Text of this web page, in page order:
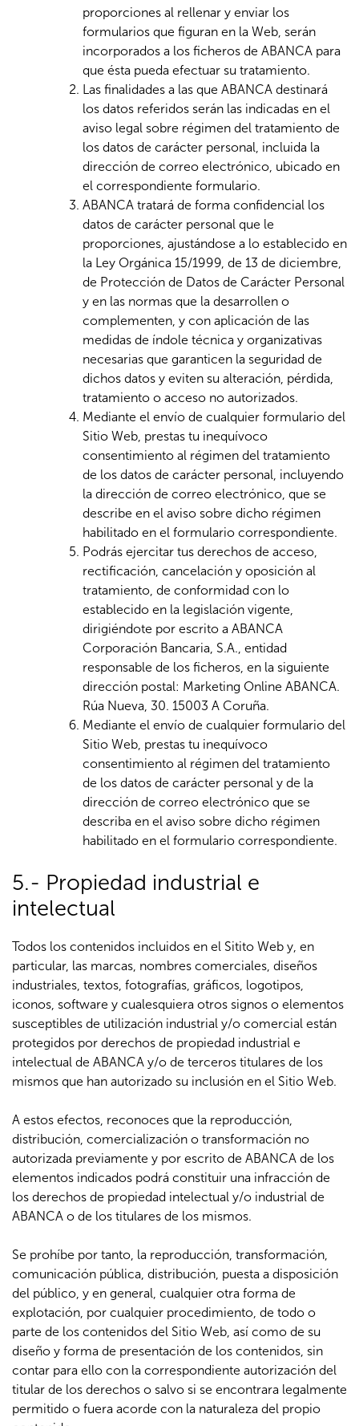
proporciones al rellenar y enviar los
formularios que figuran en la Web, serán
incorporados a los ficheros de ABANCA para
que ésta pueda efectuar su tratamiento.
Las finalidades a las que ABANCA destinará
los datos referidos serán las indicadas en el
aviso legal sobre régimen del tratamiento de
los datos de carácter personal, incluida la
dirección de correo electrónico, ubicado en
el correspondiente formulario.
ABANCA tratará de forma confidencial los
datos de carácter personal que le
proporciones, ajustándose a lo establecido en
la Ley Orgánica 15/1999, de 13 de diciembre,
de Protección de Datos de Carácter Personal
y en las normas que la desarrollen o
complementen, y con aplicación de las
medidas de índole técnica y organizativas
necesarias que garanticen la seguridad de
dichos datos y eviten su alteración, pérdida,
tratamiento o acceso no autorizados.
Mediante el envío de cualquier formulario del
Sitio Web, prestas tu inequívoco
consentimiento al régimen del tratamiento
de los datos de carácter personal, incluyendo
la dirección de correo electrónico, que se
describe en el aviso sobre dicho régimen
habilitado en el formulario correspondiente.
Podrás ejercitar tus derechos de acceso,
rectificación, cancelación y oposición al
tratamiento, de conformidad con lo
establecido en la legislación vigente,
dirigiéndote por escrito a ABANCA
Corporación Bancaria, S.A., entidad
responsable de los ficheros, en la siguiente
dirección postal: Marketing Online ABANCA.
Rúa Nueva, 30. 15003 A Coruña.
Mediante el envío de cualquier formulario del
Sitio Web, prestas tu inequívoco
consentimiento al régimen del tratamiento
de los datos de carácter personal y de la
dirección de correo electrónico que se
describa en el aviso sobre dicho régimen
habilitado en el formulario correspondiente.
5.- Propiedad industrial e
intelectual
Todos los contenidos incluidos en el Sitito Web y, en
particular, las marcas, nombres comerciales, diseños
industriales, textos, fotografías, gráficos, logotipos,
iconos, software y cualesquiera otros signos o elementos
susceptibles de utilización industrial y/o comercial están
protegidos por derechos de propiedad industrial e
intelectual de ABANCA y/o de terceros titulares de los
mismos que han autorizado su inclusión en el Sitio Web.
A estos efectos, reconoces que la reproducción,
distribución, comercialización o transformación no
autorizada previamente y por escrito de ABANCA de los
elementos indicados podrá constituir una infracción de
los derechos de propiedad intelectual y/o industrial de
ABANCA o de los titulares de los mismos.
Se prohíbe por tanto, la reproducción, transformación,
comunicación pública, distribución, puesta a disposición
del público, y en general, cualquier otra forma de
explotación, por cualquier procedimiento, de todo o
parte de los contenidos del Sitio Web, así como de su
diseño y forma de presentación de los contenidos, sin
contar para ello con la correspondiente autorización del
titular de los derechos o salvo si se encontrara legalmente
permitido o fuera acorde con la naturaleza del propio